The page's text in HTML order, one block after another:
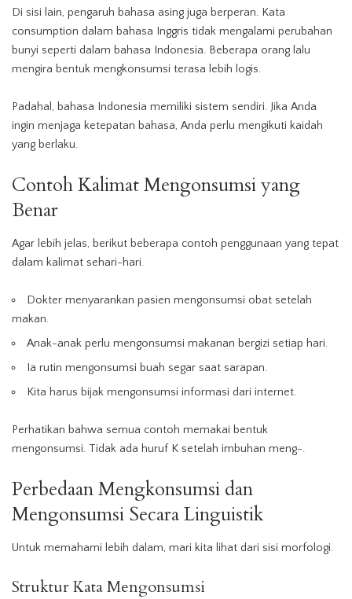
Di sisi lain, pengaruh bahasa asing juga berperan. Kata
consumption dalam bahasa Inggris tidak mengalami perubahan
bunyi seperti dalam bahasa Indonesia. Beberapa orang lalu
mengira bentuk mengkonsumsi terasa lebih logis.
Padahal, bahasa Indonesia memiliki sistem sendiri. Jika Anda
ingin menjaga ketepatan bahasa, Anda perlu mengikuti kaidah
yang berlaku.
Contoh Kalimat Mengonsumsi yang
Benar
Agar lebih jelas, berikut beberapa contoh penggunaan yang tepat
dalam kalimat sehari-hari.
Dokter menyarankan pasien mengonsumsi obat setelah
makan.
Anak-anak perlu mengonsumsi makanan bergizi setiap hari.
Ia rutin mengonsumsi buah segar saat sarapan.
Kita harus bijak mengonsumsi informasi dari internet.
Perhatikan bahwa semua contoh memakai bentuk
mengonsumsi. Tidak ada huruf K setelah imbuhan meng-.
Perbedaan Mengkonsumsi dan
Mengonsumsi Secara Linguistik
Untuk memahami lebih dalam, mari kita lihat dari sisi morfologi.
Struktur Kata Mengonsumsi